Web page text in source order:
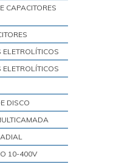
CAPACITORES
ELETROLÍTICOS
ELETROLÍTICOS
DISCO
10-400V